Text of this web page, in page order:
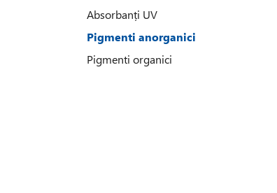
Absorbanți UV
Pigmenti anorganici
Pigmenti organici